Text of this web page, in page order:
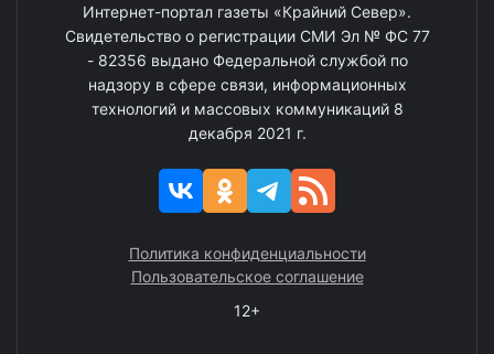
Интернет-портал газеты «Крайний Север».
Свидетельство о регистрации СМИ Эл № ФС 77
- 82356 выдано Федеральной службой по
надзору в сфере связи, информационных
технологий и массовых коммуникаций 8
декабря 2021 г.
Политика конфиденциальности
Пользовательское соглашение
12+